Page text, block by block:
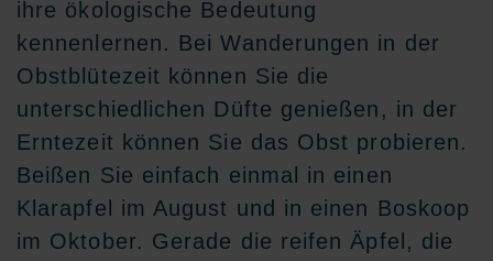
ihre ökologische Bedeutung
kennenlernen. Bei Wanderungen in der
Obstblütezeit können Sie die
unterschiedlichen Düfte genießen, in der
Erntezeit können Sie das Obst probieren.
Beißen Sie einfach einmal in einen
Klarapfel im August und in einen Boskoop
im Oktober. Gerade die reifen Äpfel, die